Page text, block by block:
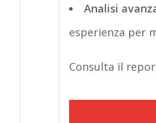
Analisi
esperienza per
Consulta il